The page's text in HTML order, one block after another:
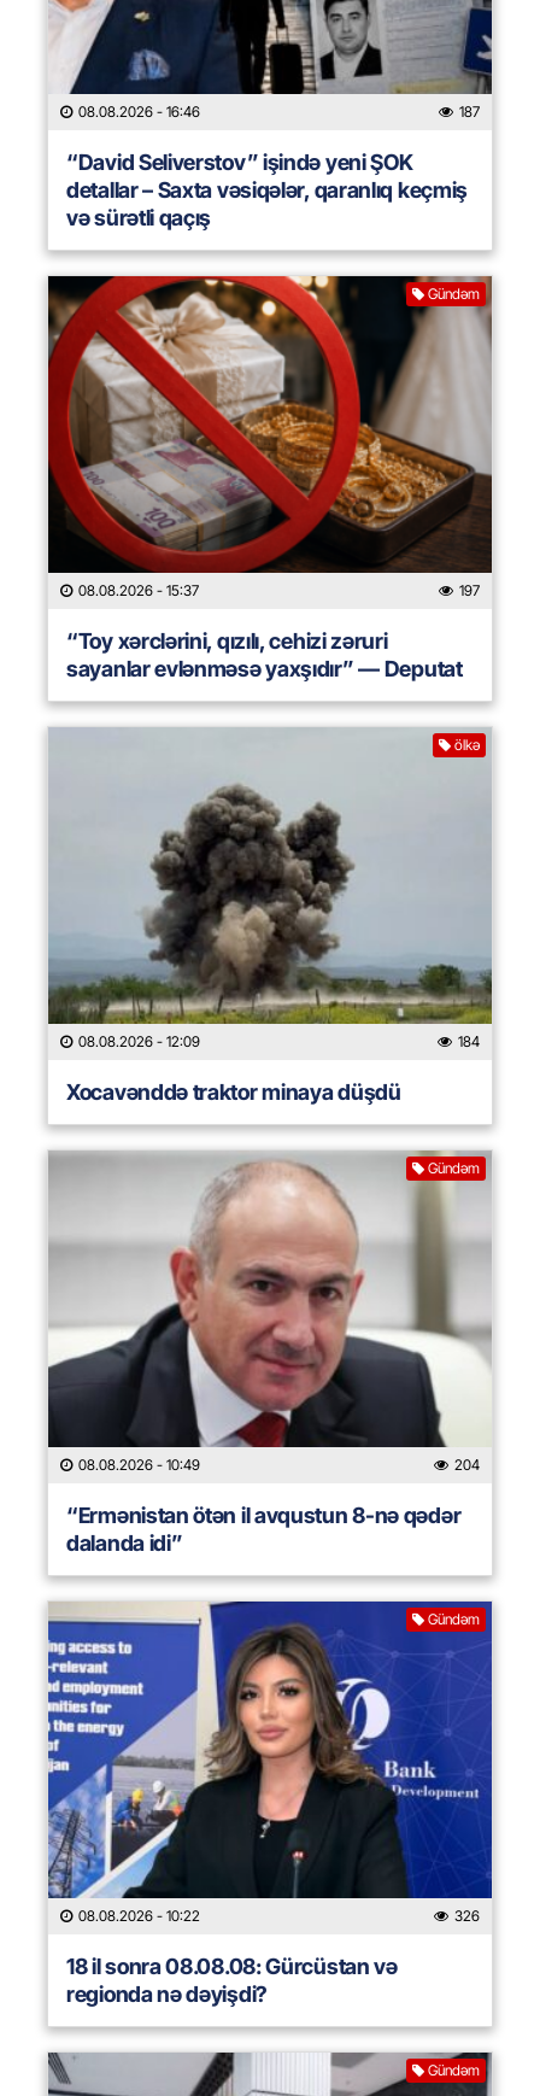
08.08.2026 - 16:46 187
“David Seliverstov” işində yeni ŞOK
detallar – Saxta vəsiqələr, qaranlıq keçmiş
və sürətli qaçış
Gündəm
08.08.2026 - 15:37 197
“Toy xərclərini, qızılı, cehizi zəruri
sayanlar evlənməsə yaxşıdır” — Deputat
ölkə
08.08.2026 - 12:09 184
Xocavənddə traktor minaya düşdü
Gündəm
08.08.2026 - 10:49 204
“Ermənistan ötən il avqustun 8-nə qədər
dalanda idi”
Gündəm
08.08.2026 - 10:22 326
18 il sonra 08.08.08: Gürcüstan və
regionda nə dəyişdi?
Gündəm